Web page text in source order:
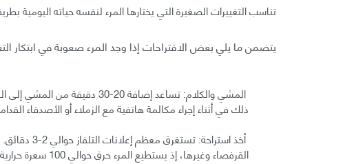
تناسب التغييرات الصغيرة التي يختارها المرء لنفسه حياته اليومية
يتضمن ما يلي بعض الاقتراحات إذا وجد المرء صعوبة في ابتكار
ذلك في أثناء إجراء مكالمة هاتفية مع الزملاء أو الأصدقاء
أخذ
القرفصاء وغيرها، إذ يستطيع المرء حرق حوالي 100 سعرة حرارية خلال برنامج مدته ساعة يتضمن 3 فواصل إعلانية.